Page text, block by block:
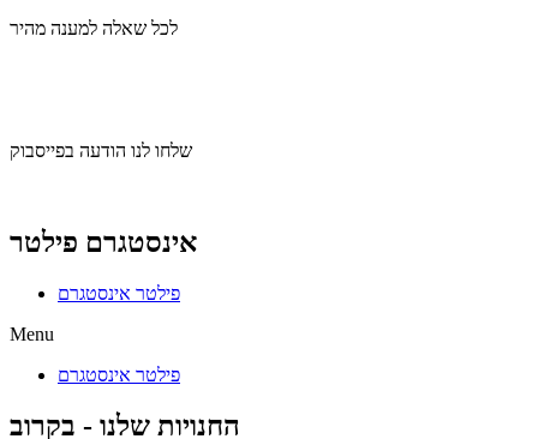
לכל שאלה למענה מהיר
שלחו לנו הודעה בפייסבוק
אינסטגרם פילטר
פילטר אינסטגרם
Menu
פילטר אינסטגרם
החנויות שלנו - בקרוב